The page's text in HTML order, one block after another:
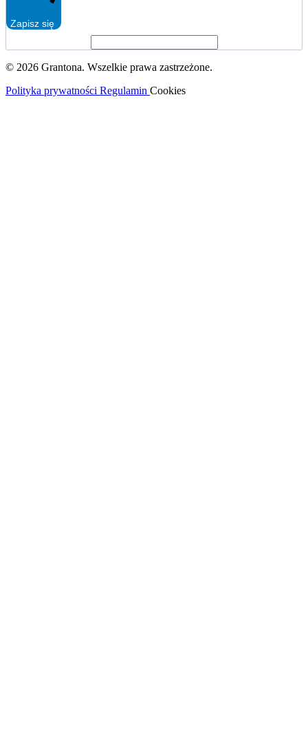
Zapisz się
© 2026 Grantona. Wszelkie prawa zastrzeżone.
Polityka prywatności Regulamin Cookies